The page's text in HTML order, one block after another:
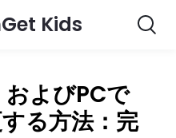
Kids
よびPCで
る方法：完